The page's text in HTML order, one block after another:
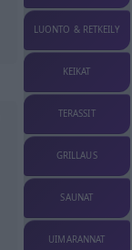
LUONTO & RETKEILY
KEIKAT
TERASSIT
GRILLAUS
SAUNAT
UIMARANNAT